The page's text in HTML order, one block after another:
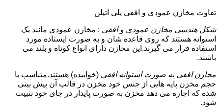
تفاوت مخازن عمودی و افقی پلی اتیلن
شکل هندسی مخازن عمودی و افقی : مخازن عمودی مانند یک
استوانه هستند که روی قاعده شان و به صورت ایستاده مورد
استفاده قرار می گیرند.این مخازن دارای انواع کوتاه و بلند می
باشند.
مخازن افقی به صورت استوانه افقی (خوابیده) هستند.متناسب با
حجم مخزن پایه هایی از جنس خود مخزن در قالب آن پیش بینی
شده که اجازه می دهد مخزن به صورت پایدار در جای خود تثبیت
شود.